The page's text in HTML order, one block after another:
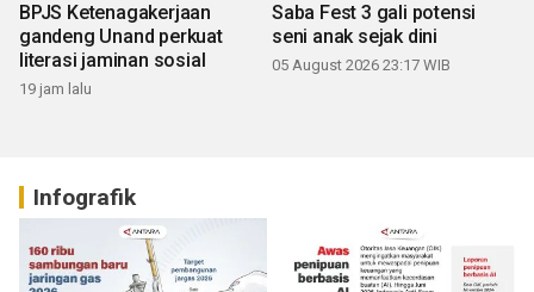
BPJS Ketenagakerjaan
gandeng Unand perkuat
literasi jaminan sosial
19 jam lalu
Saba Fest 3 gali potensi
seni anak sejak dini
05 August 2026 23:17 WIB
Infografik